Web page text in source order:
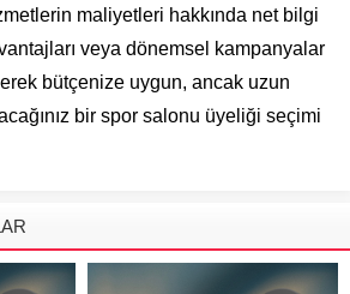
maliyetleri hakkında net bilgi
veya dönemsel kampanyalar
bütçenize uygun, ancak uzun
bir spor salonu üyeliği seçimi